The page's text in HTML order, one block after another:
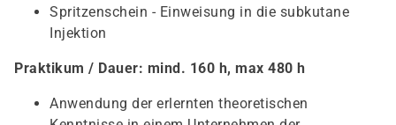
Spritzenschein - Einweisung in die subkutane
Injektion
Praktikum / Dauer: mind. 160 h, max 480 h
Anwendung der erlernten theoretischen